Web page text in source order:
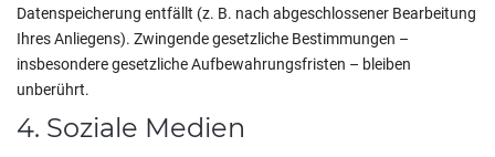
Datenspeicherung entfällt (z. B. nach abgeschlossener Bearbeitung
Ihres Anliegens). Zwingende gesetzliche Bestimmungen –
insbesondere gesetzliche Aufbewahrungsfristen – bleiben
unberührt.
4. Soziale Medien